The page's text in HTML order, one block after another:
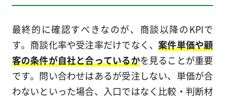
最終的に確認すべきなのが、商談以降のKPIで
す。商談化率や受注率だけでなく、案件単価や顧
客の条件が自社と合っているかを見ることが重要
です。問い合わせはあるが受注しない、単価が合
わないといった場合、入口ではなく比較・判断材